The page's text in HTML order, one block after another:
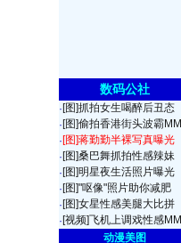
数码公社
· [图]抓拍女生喝醉后丑态
· [图]偷拍香港街头波霸MM
·[图]蒋勤勤半裸写真曝光
· [图]桑巴舞抓拍性感辣妹
· [图]明星夜生活照片曝光
· [图]"呕像"照片助你减肥
· [图]女星性感美腿大比拼
· [视频]飞机上调戏性感MM
动漫美图